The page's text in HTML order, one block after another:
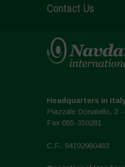
Contact Us
Headquarters in
Piazzale Donatello, 2
Fax 055-350281
C.F.: 94192980483